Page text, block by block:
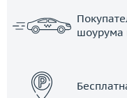
шоурума